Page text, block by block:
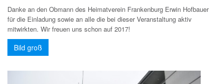
Danke an den Obmann des Heimatverein Frankenburg Erwin Hofbauer
für die Einladung sowie an alle die bei dieser Veranstaltung aktiv
mitwirkten. Wir freuen uns schon auf 2017!
Bild groß